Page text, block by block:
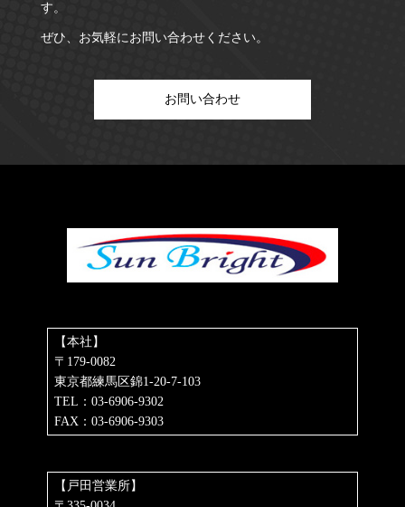
す。
ぜひ、お気軽にお問い合わせください。
お問い合わせ
【本社】
〒179-0082
東京都練馬区錦1-20-7-103
TEL：03-6906-9302
FAX：03-6906-9303
【戸田営業所】